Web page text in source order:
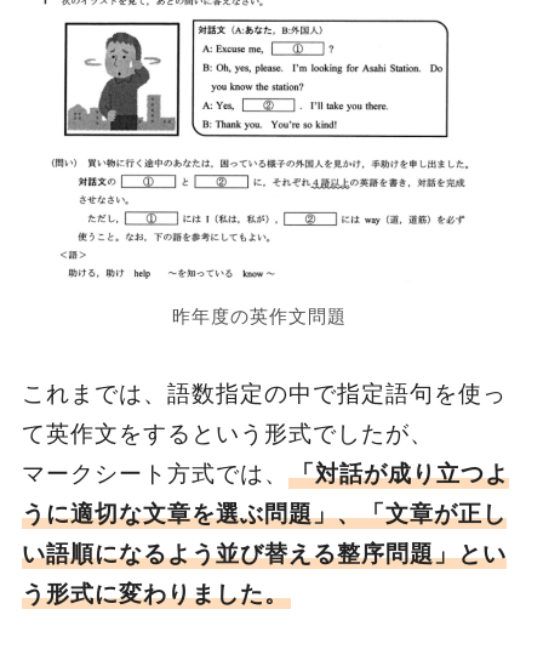
昨年度の英作文問題
これまでは、語数指定の中で指定語句を使っ
て英作文をするという形式でしたが、
マークシート方式では、 「対話が成り立つよ
うに適切な文章を選ぶ問題」、「文章が正し
い語順になるよう並び替える整序問題」とい
う形式に変わりました。